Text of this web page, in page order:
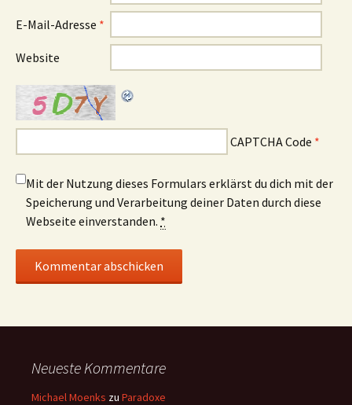
E-Mail-Adresse *
Website
CAPTCHA Code *
Mit der Nutzung dieses Formulars erklärst du dich mit der
Speicherung und Verarbeitung deiner Daten durch diese
Webseite einverstanden. *
Neueste Kommentare
Michael Moenks zu Paradoxe